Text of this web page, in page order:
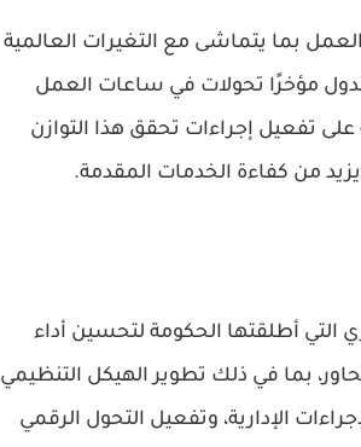
بما يتماشى مع التغيرات العالمية
مؤخرًا تحولات في ساعات العمل
تفعيل إجراءات تحقق هذا التوازن
من كفاءة الخدمات المقدمة.
أطلقتها الحكومة لتحسين أداء
بما في ذلك تطوير الهيكل التنظيمي
الإدارية، وتفعيل التحول الرقمي